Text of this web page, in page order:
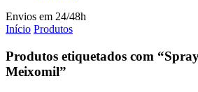
Envios em 24/48h
Início Produtos
Produtos etiquetados com
Meixomil”